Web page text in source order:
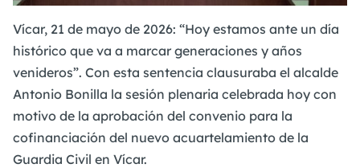
Vícar, 21 de mayo de 2026: “Hoy estamos ante un día
histórico que va a marcar generaciones y años
venideros”. Con esta sentencia clausuraba el alcalde
Antonio Bonilla la sesión plenaria celebrada hoy con
motivo de la aprobación del convenio para la
cofinanciación del nuevo acuartelamiento de la
Guardia Civil en Vícar.